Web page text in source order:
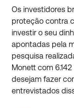
Os investidores
proteção contra
investir o seu
apontadas pela
pesquisa
Monett com
desejam fazer
entrevistados